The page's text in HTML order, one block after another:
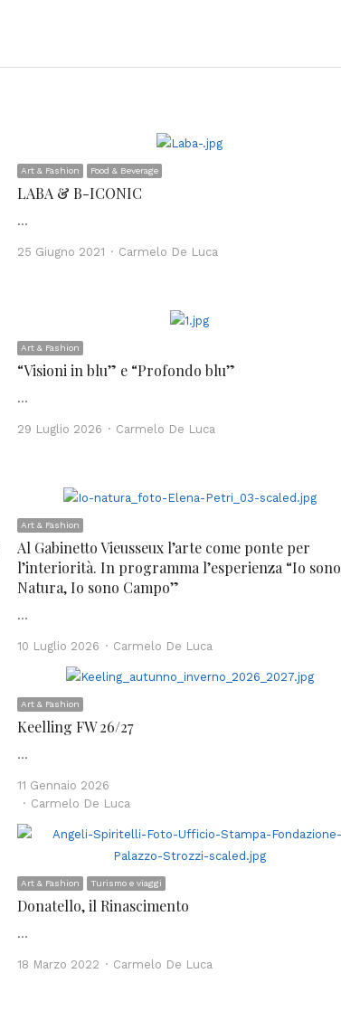
Art & Fashion Food & Beverage
LABA & B-ICONIC
…
25 Giugno 2021 Author
Carmelo De Luca
Art & Fashion
“Visioni in blu” e “Profondo blu”
…
29 Luglio 2026 Author
Carmelo De Luca
Art & Fashion
Al Gabinetto Vieusseux l’arte come ponte per
l’interiorità. In programma l’esperienza “Io sono
Natura, Io sono Campo”
…
10 Luglio 2026 Author
Carmelo De Luca
Art & Fashion
Keelling FW 26/27
…
11 Gennaio 2026
Author
Carmelo De Luca
Art & Fashion Turismo e viaggi
Donatello, il Rinascimento
…
18 Marzo 2022 Author
Carmelo De Luca